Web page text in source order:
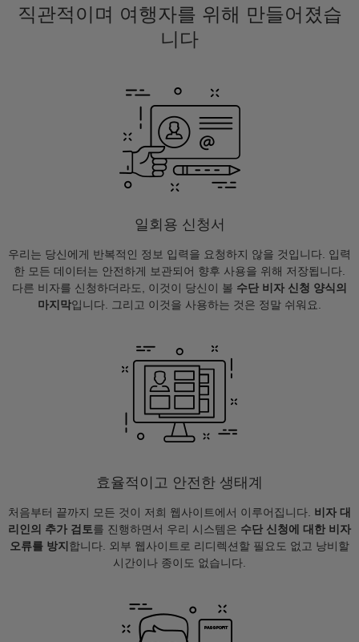
직관적이며 여행자를 위해 만들어졌습
니다
일회용 신청서
우리는 당신에게 반복적인 정보 입력을 요청하지 않을 것입니다. 입력
한 모든 데이터는 안전하게 보관되어 향후 사용을 위해 저장됩니다.
다른 비자를 신청하더라도, 이것이 당신이 볼 수단 비자 신청 양식의
마지막입니다. 그리고 이것을 사용하는 것은 정말 쉬워요.
효율적이고 안전한 생태계
처음부터 끝까지 모든 것이 저희 웹사이트에서 이루어집니다. 비자 대
리인의 추가 검토를 진행하면서 우리 시스템은 수단 신청에 대한 비자
오류를 방지 합니다. 외부 웹사이트로 리디렉션할 필요도 없고 낭비할
시간이나 종이도 없습니다.